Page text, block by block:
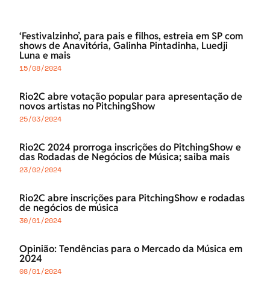
‘Festivalzinho’, para pais e filhos, estreia em SP com
shows de Anavitória, Galinha Pintadinha, Luedji
Luna e mais
15/08/2024
Rio2C abre votação popular para apresentação de
novos artistas no PitchingShow
25/03/2024
Rio2C 2024 prorroga inscrições do PitchingShow e
das Rodadas de Negócios de Música; saiba mais
23/02/2024
Rio2C abre inscrições para PitchingShow e rodadas
de negócios de música
30/01/2024
Opinião: Tendências para o Mercado da Música em
2024
08/01/2024